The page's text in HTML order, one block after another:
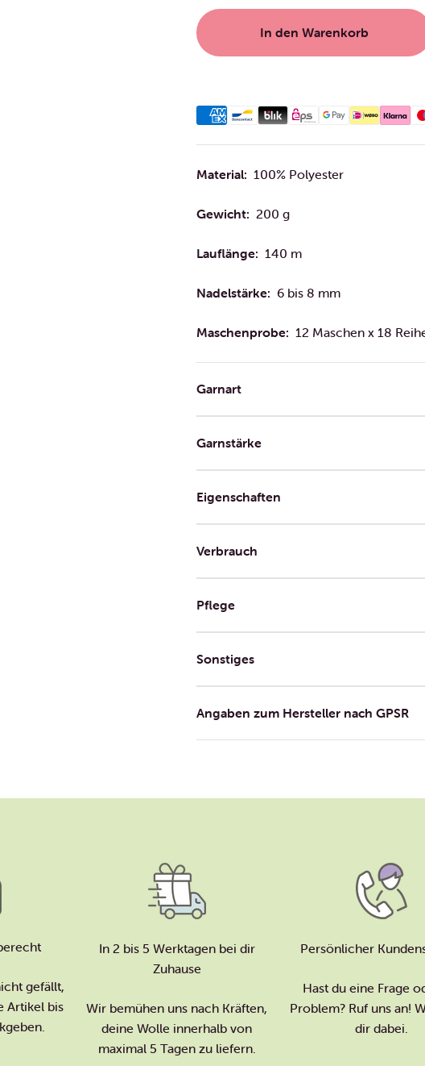
In den Warenkorb
Material: 100​% ​Polyester​
Gewicht: 200 g
Lauflänge: 140 m
Nadelstärke: 6 bis 8 mm
Maschenprobe: 12 Maschen x 18
Garnart
Garnstärke
Eigenschaften
Verbrauch
Pflege
Sonstiges
Angaben zum Hersteller nach GPSR
gefällt,
Artikel bis
In 2 bis 5 Werktagen bei dir
Zuhause
Wir bemühen uns nach Kräften,
deine Wolle innerhalb von
maximal 5 Tagen zu liefern.
Persönlicher
Hast du eine Frage
Problem? Ruf uns an!
dir dabei.